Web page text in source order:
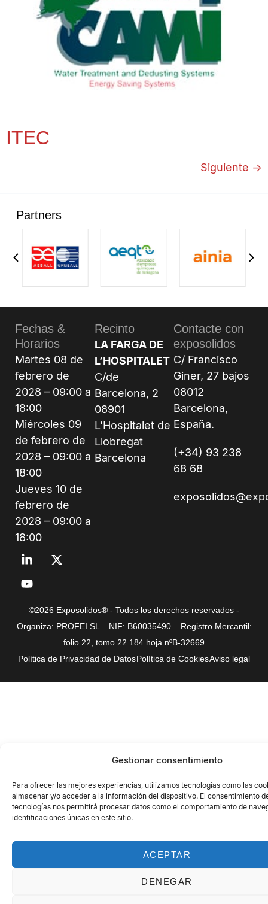
Gestionar consentimiento
Para ofrecer las mejores experiencias, utilizamos tecnologías como las
almacenar y/o acceder a la información del dispositivo. El consentimiento
tecnologías nos permitirá procesar datos como el comportamiento de
identificaciones únicas en este sitio.
ACEPTAR
DENEGAR
ITEC
Siguiente →
Partners
Fechas &
Horarios
Martes 08 de
febrero de
2028 – 09:00 a
18:00
Miércoles 09
de febrero de
2028 – 09:00 a
18:00
Jueves 10 de
febrero de
2028 – 09:00 a
18:00
Recinto
LA FARGA DE
L’HOSPITALET
C/de
Barcelona, 2
08901
L’Hospitalet de
Llobregat
Barcelona
Contacte con
exposolidos
C/ Francisco
Giner, 27 bajos
08012
Barcelona,
España.
(+34) 93 238
68 68
©2026 Exposolidos® - Todos los derechos reservados -
Organiza: PROFEI SL – NIF: B60035490 – Registro Mercantil:
folio 22, tomo 22.184 hoja nºB-32669
Política de Privacidad de DatosPolítica de CookiesAviso legal